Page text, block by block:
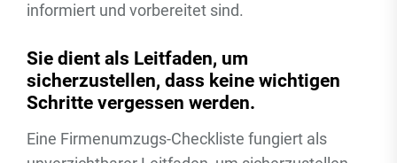
informiert und vorbereitet sind.
Sie dient als Leitfaden, um
sicherzustellen, dass keine wichtigen
Schritte vergessen werden.
Eine Firmenumzugs-Checkliste fungiert als